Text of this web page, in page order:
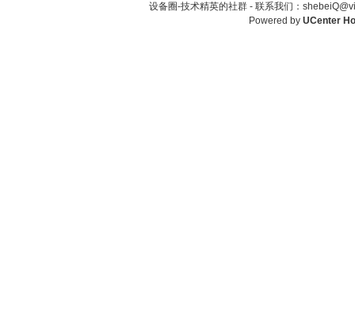
设备圈-技术精英的社群 - 联系我们：
Powered by UCenter